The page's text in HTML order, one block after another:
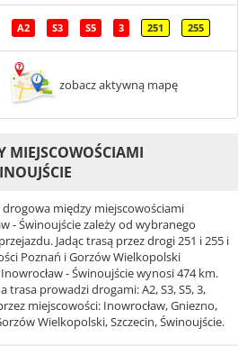
A2 S3 S5 3 251 255
zobacz aktywną mapę
MIEJSCOWOŚCIAMI
drogowa między miejscowościami
- Świnoujście zależy od wybranego
Jadąc trasą przez drogi 251 i 255 i
Poznań i Gorzów Wielkopolski
- Świnoujście wynosi 474 km.
trasa prowadzi drogami: A2, S3, S5, 3,
miejscowości: Inowrocław, Gniezno,
Wielkopolski, Szczecin, Świnoujście.